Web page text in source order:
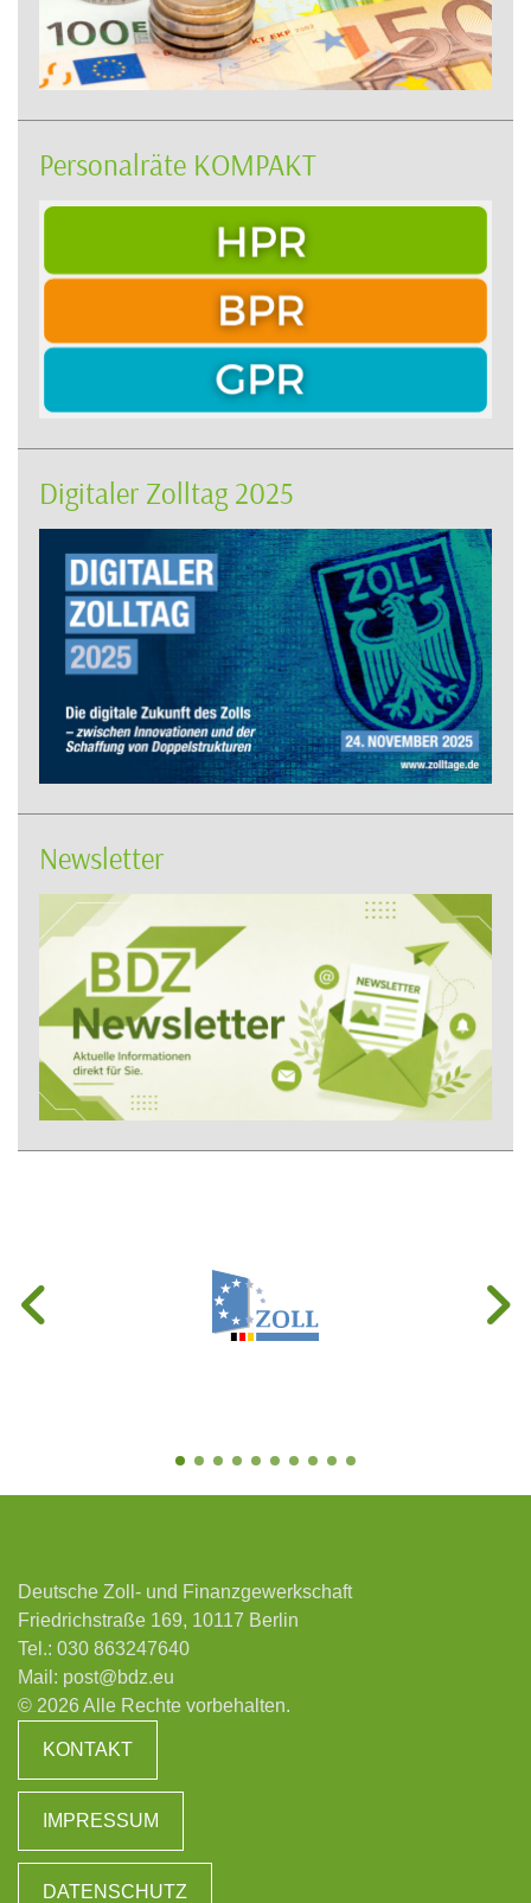
Personalräte KOMPAKT
Digitaler Zolltag 2025
Newsletter
Deutsche Zoll- und Finanzgewerkschaft
Friedrichstraße 169, 10117 Berlin
Tel.: 030 863247640
Mail: post@bdz.eu
© 2026 Alle Rechte vorbehalten.
KONTAKT
IMPRESSUM
DATENSCHUTZ